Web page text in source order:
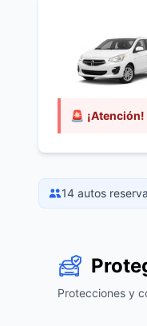
🚨 ¡Atención!
14 autos
Protecciones y